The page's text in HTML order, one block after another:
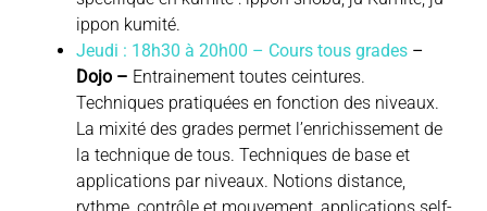
ippon kumité.
Jeudi : 18h30 à 20h00 – Cours tous grades –
Dojo – Entrainement toutes ceintures.
Techniques pratiquées en fonction des niveaux.
La mixité des grades permet l’enrichissement de
la technique de tous. Techniques de base et
applications par niveaux. Notions distance,